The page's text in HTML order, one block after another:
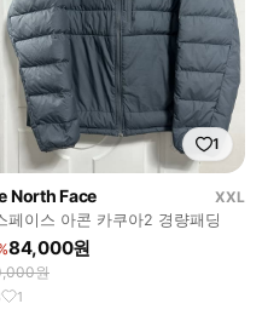
1
North Face
XXL
페이스 아콘 카쿠아2 경량패딩
84,000원
원
1